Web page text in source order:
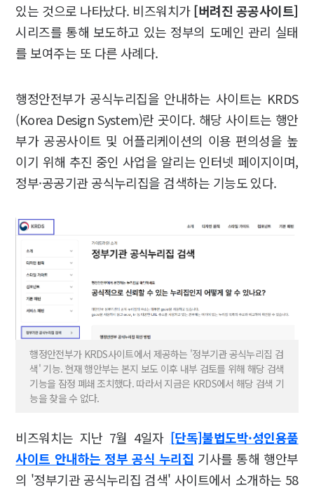
있는 것으로 나타났다. 비즈워치가[버려진 공공사이트]
시리즈를 통해 보도하고 있는 정부의 도메인 관리 실태
를 보여주는 또 다른 사례다.
행정안전부가 공식누리집을 안내하는 사이트는 KRDS
(Korea Design System)란 곳이다. 해당 사이트는 행안
부가 공공사이트 및 어플리케이션의 이용 편의성을 높
이기 위해 추진 중인 사업을 알리는 인터넷 페이지이며,
정부·공공기관 공식누리집을 검색하는 기능도 있다.
행정안전부가 KRDS사이트에서 제공하는 '정부기관 공식누리집 검
색' 기능. 현재 행안부는 본지 보도 이후 내부 검토를 위해 해당 검색
기능을 잠정 폐쇄 조치했다. 따라서 지금은 KRDS에서 해당 검색 기
능을 찾을 수 없다.
비즈워치는 지난 7월 4일자 [단독]불법도박·성인용품
사이트 안내하는 정부 공식 누리집 기사를 통해 행안부
의 '정부기관 공식누리집 검색' 사이트에서 소개하는 58